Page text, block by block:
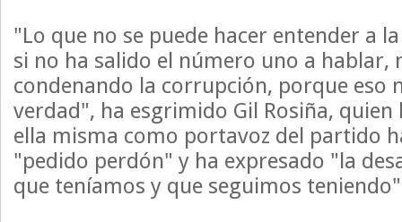
"Lo que no se puede hacer entender a
si no ha salido el número uno a hablar,
condenando la corrupción, porque eso
verdad", ha esgrimido Gil Rosiña,
ella misma como portavoz del partido
"pedido perdón" y ha expresado "la
que teníamos y que seguimos